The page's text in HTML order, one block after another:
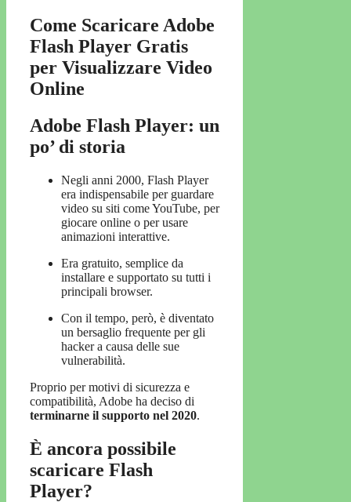
Come Scaricare Adobe
Flash Player Gratis
per Visualizzare Video
Online
Adobe Flash Player: un
po’ di storia
Negli anni 2000, Flash Player
era indispensabile per guardare
video su siti come YouTube, per
giocare online o per usare
animazioni interattive.
Era gratuito, semplice da
installare e supportato su tutti i
principali browser.
Con il tempo, però, è diventato
un bersaglio frequente per gli
hacker a causa delle sue
vulnerabilità.
Proprio per motivi di sicurezza e
compatibilità, Adobe ha deciso di
terminarne il supporto nel 2020.
È ancora possibile
scaricare Flash
Player?